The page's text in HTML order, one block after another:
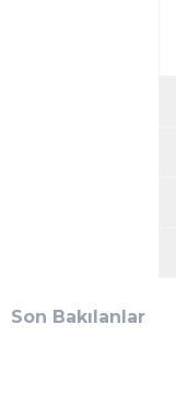
Son Bakılanlar